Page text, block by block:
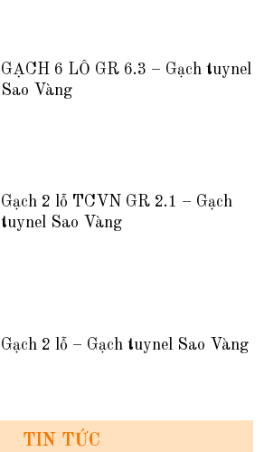
GẠCH 6 LỖ GR 6.3 – Gạch tuynel
Sao Vàng
Gạch 2 lỗ TCVN GR 2.1 – Gạch
tuynel Sao Vàng
Gạch 2 lỗ – Gạch tuynel Sao Vàng
TIN TỨC